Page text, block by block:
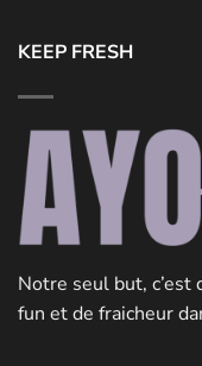
KEEP FRESH
Notre seul but, c’est
fun et de fraicheur